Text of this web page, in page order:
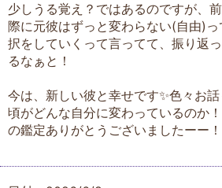
少しうる覚え？ではあるのですが、
際に元彼はずっと変わらない(自由)
択をしていくって言ってて、振り返
るなぁと！
今は、新しい彼と幸せです✨色々お
頃がどんな自分に変わっているのか
の鑑定ありがとうございましたーー！